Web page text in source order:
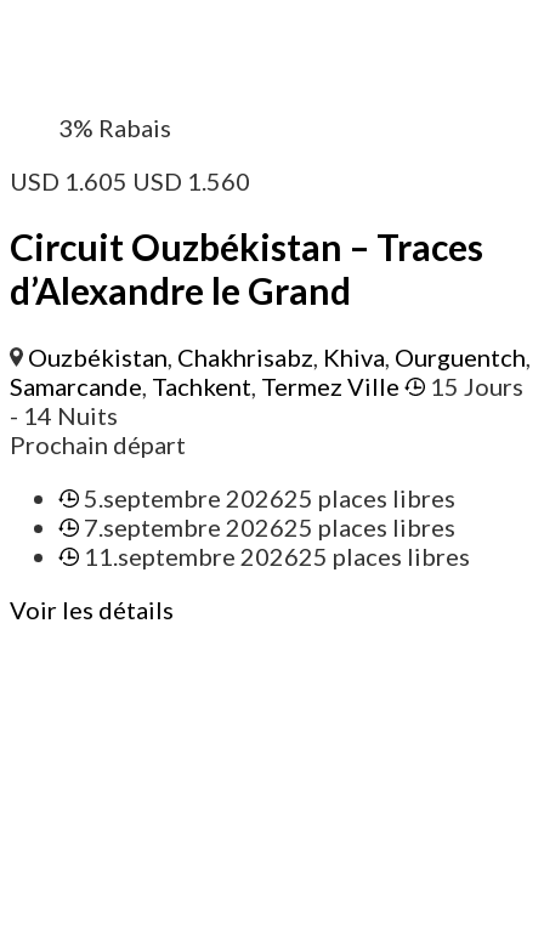
3% Rabais
USD 1.605 USD 1.560
Circuit Ouzbékistan – Traces
d’Alexandre le Grand
Ouzbékistan, Chakhrisabz, Khiva, Ourguentch,
Samarcande, Tachkent, Termez Ville
15 Jours
- 14 Nuits
Prochain départ
5.septembre 202625 places libres
7.septembre 202625 places libres
11.septembre 202625 places libres
Voir les détails